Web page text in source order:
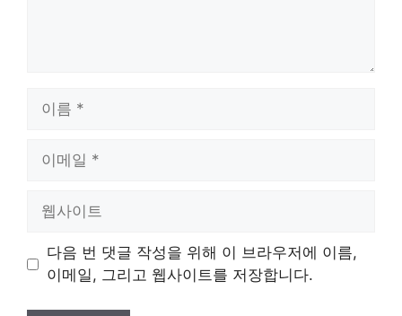
트
다음 번 댓글 작성을 위해 이 브라우저에 이름,
이메일, 그리고 웹사이트를 저장합니다.